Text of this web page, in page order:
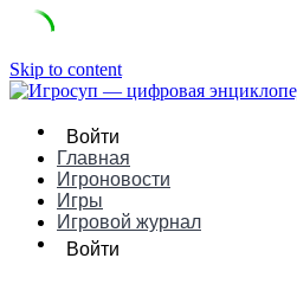
Skip to content
Войти
Главная
Игроновости
Игры
Игровой журнал
Войти